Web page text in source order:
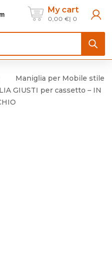
My cart
0,00 € 0
Maniglia per Mobile stile
GIUSTI per cassetto – IN